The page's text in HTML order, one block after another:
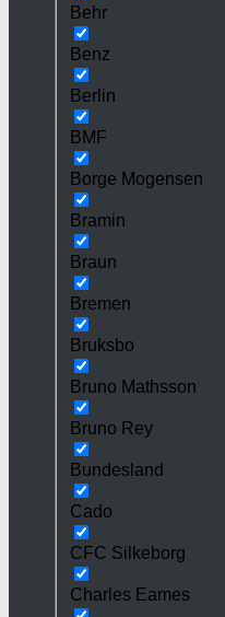
Behr
Benz
Berlin
BMF
Borge Mogensen
Bramin
Braun
Bremen
Bruksbo
Bruno Mathsson
Bruno Rey
Bundesland
Cado
CFC Silkeborg
Charles Eames